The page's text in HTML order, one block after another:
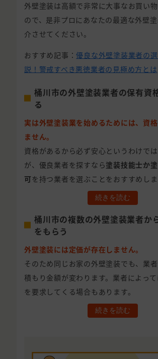
外壁塗装は高額で非常に大事なお買い
ので、是非プロにあなたの最適な外壁
介させてください。
おすすめ記事：優良な外壁塗装業者の
説！警戒すべき悪徳業者の見極め方とは
桶川市の外壁塗装業者の保有資
る
実は外壁塗装業を始めるためには、資
ません。
資格があるから必ず安心というわけで
が、優良業者を探すなら塗装技能士か
可 を持つ業者を選ぶことをおすすめしま
続きを読む
桶川市の複数の外壁塗装業者か
をもらう
外壁塗装には定価が存在しません。
そのため同じお家の外壁塗装でも、業
積もり金額が変わります。業者によっ
を要求してくる場合もあります。
続きを読む